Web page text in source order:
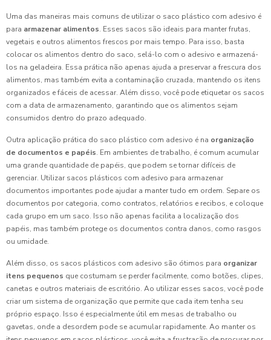
Uma das maneiras mais comuns de utilizar o saco plástico com adesivo é
para armazenar alimentos. Esses sacos são ideais para manter frutas,
vegetais e outros alimentos frescos por mais tempo. Para isso, basta
colocar os alimentos dentro do saco, selá-lo com o adesivo e armazená-
los na geladeira. Essa prática não apenas ajuda a preservar a frescura dos
alimentos, mas também evita a contaminação cruzada, mantendo os itens
organizados e fáceis de acessar. Além disso, você pode etiquetar os sacos
com a data de armazenamento, garantindo que os alimentos sejam
consumidos dentro do prazo adequado.
Outra aplicação prática do saco plástico com adesivo é na organização
de documentos e papéis. Em ambientes de trabalho, é comum acumular
uma grande quantidade de papéis, que podem se tornar difíceis de
gerenciar. Utilizar sacos plásticos com adesivo para armazenar
documentos importantes pode ajudar a manter tudo em ordem. Separe os
documentos por categoria, como contratos, relatórios e recibos, e coloque
cada grupo em um saco. Isso não apenas facilita a localização dos
papéis, mas também protege os documentos contra danos, como rasgos
ou umidade.
Além disso, os sacos plásticos com adesivo são ótimos para organizar
itens pequenos que costumam se perder facilmente, como botões, clipes,
canetas e outros materiais de escritório. Ao utilizar esses sacos, você pode
criar um sistema de organização que permite que cada item tenha seu
próprio espaço. Isso é especialmente útil em mesas de trabalho ou
gavetas, onde a desordem pode se acumular rapidamente. Ao manter os